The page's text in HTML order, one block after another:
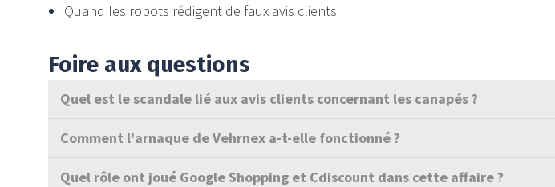
Quand les robots rédigent de faux avis clients
Foire aux questions
Quel est le scandale lié aux avis clients concernant les canapés ?
Comment l'arnaque de Vehrnex a-t-elle fonctionné ?
Quel rôle ont joué Google Shopping et Cdiscount dans cette affaire ?